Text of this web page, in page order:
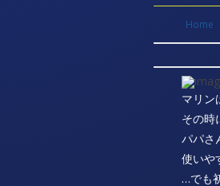
Home
マリン
その時
パパさ
使いや
…でも